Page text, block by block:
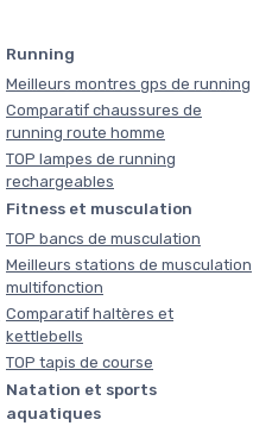
Running
Meilleurs montres gps de running
Comparatif chaussures de
running route homme
TOP lampes de running
rechargeables
Fitness et musculation
TOP bancs de musculation
Meilleurs stations de musculation
multifonction
Comparatif haltères et
kettlebells
TOP tapis de course
Natation et sports
aquatiques